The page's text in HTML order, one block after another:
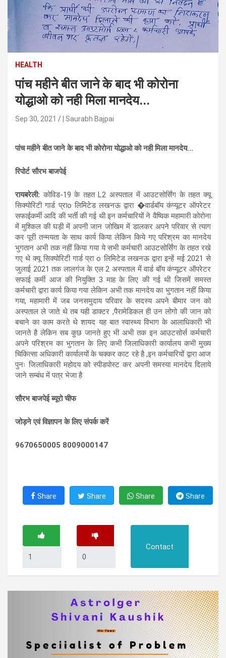
HEALTH
पांच महीने बीत जाने के बाद भी कोरोना
योद्धाओ को नही मिला मानदेय...
Sep 30, 2021 | Saurabh Bajpai
पांच महीने बीत जाने के बाद भी कोरोना योद्धाओ को नही मिला मानदेय...
रिपोर्ट सौरभ बाजपेई
रायबरेली:कोविड-19 के तहत L2 अस्पताल में आउटसोर्सिंग के तहत क्यू
सिक्योरिटी गार्ड प्राo लिमिटेड लखनऊ द्वारा �वार्डबॉय कंप्यूटर ऑपरेटर
सफाईकर्मी आदि की भर्ती की गई थी इन कर्मचारियों ने वैष्विक महामारी कोरोना
में मुश्किल की घड़ी में अपनी जान जोखिम में डालकर अपने परिवार से त्याग
कर पूरी तन्मयता के साथ कार्य किया लेकिन किये गए परिश्रम का मानदेय
भुगतान अभी तक नहीं किया गया ये सभी कर्मचारी आउटसोर्सिंग के तहत रखे
गए थे क्यू सिक्योरिटी गार्ड प्रा o लिमिटेड लखनऊ द्वारा इन्हें मई 2021 से
जुलाई 2021 तक लालगंज के एल 2 अस्पताल में वार्ड बॉय कंप्यूटर ऑपरेटर
सफाई कर्मी आज की नियुक्ति 3 माह के लिए की गई थी जिसमें समस्त
कर्मचारी द्वारा कार्य किया गया लेकिन अभी तक मानदेय का भुगतान नहीं किया
गया, महामारी में जब जनसमुदाय परिवार के सदस्य अपने बीमार जन को
अस्पताल ले जाते थे तब यही डाक्टर ,पैरामेडिकल ही उन लोगो की जान को
बचाने का काम करते थे शायद यह बात स्वास्थ्य विभाग के आलाधिकारी भी
जानते है लेकिन सब कुछ जानते हुए भी अभी तक इन आउटसोर्स कर्मचारी
अपने परिश्रम का भुगतान के लिए कभी जिलाधिकारी कार्यालय कभी मुख्य
चिकित्सा अधिकारी कार्यालयों के चक्कर काट रहे है ,इन कर्मचारियों द्वारा आज
पुनः जिलाधिकारी महोदय को स्पीडपोस्ट कर अपनी समस्या मानदेय दिलाये
जाने सम्बंध में पत्र भेजा है
सौरभ बाजपेई ब्यूरो चीफ
जोड़ने एवं विज्ञापन के लिए संपर्क करें
9670650005 8009000147
Share Share Share Share
Contact